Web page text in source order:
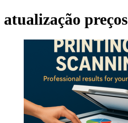
atualização preços